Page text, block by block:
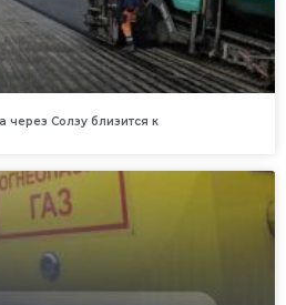
через Солзу близится к